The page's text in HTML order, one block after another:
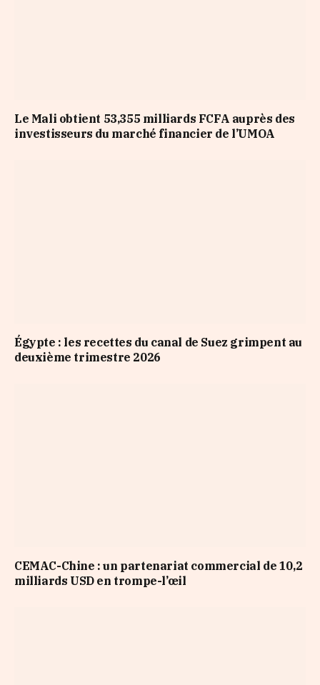
Le Mali obtient 53,355 milliards FCFA auprès des
investisseurs du marché financier de l’UMOA
Égypte : les recettes du canal de Suez grimpent au
deuxième trimestre 2026
CEMAC-Chine : un partenariat commercial de 10,2
milliards USD en trompe-l’œil